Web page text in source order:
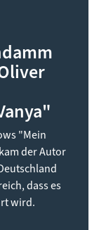
"Mein
der Autor
dass es
wird.